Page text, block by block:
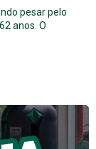
pesar pelo
anos. O